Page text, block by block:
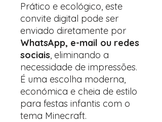
Prático e ecológico, este
convite digital pode ser
enviado diretamente por
WhatsApp, e-mail ou redes
sociais, eliminando a
necessidade de impressões.
É uma escolha moderna,
económica e cheia de estilo
para festas infantis com o
tema Minecraft.